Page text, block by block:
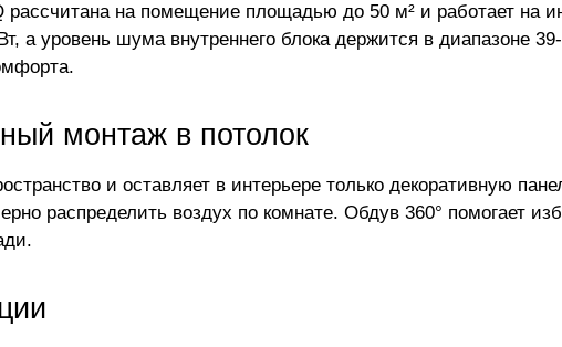
на помещение площадью до 50 м² и работает на
а уровень шума внутреннего блока держится в диапазоне
монтаж в потолок
и оставляет в интерьере только декоративную
распределить воздух по комнате. Обдув 360° помогает